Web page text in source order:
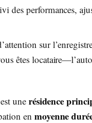
des performances,
sur
êtes
unerésidence
en moyenne